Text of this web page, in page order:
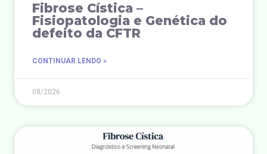
Fibrose Cística –
Fisiopatologia e Genética do
defeito da CFTR
CONTINUAR LENDO »
08/2026